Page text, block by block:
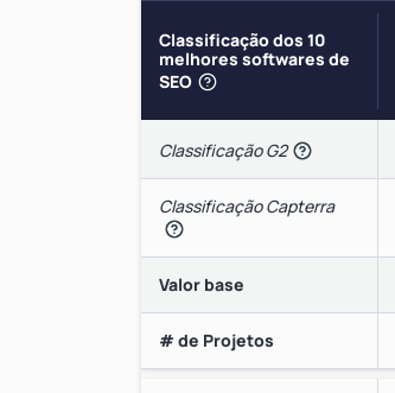
Classificação dos 10
melhores softwares de
SEO
Classificação G2
Classificação Capterra
Valor base
# de Projetos